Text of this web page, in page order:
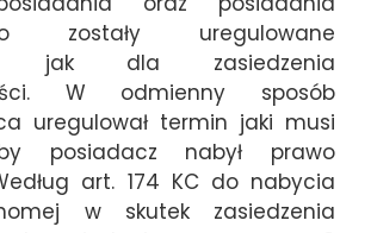
zostały uregulowane
jak dla zasiedzenia
W odmienny sposób
uregulował termin jaki musi
posiadacz nabył prawo
art. 174 KC do nabycia
w skutek zasiedzenia